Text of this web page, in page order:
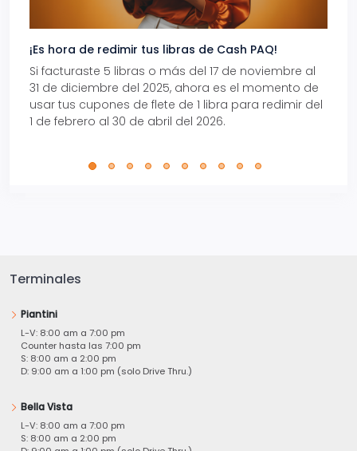
¡Es hora de redimir tus libras de Cash PAQ!
Si facturaste 5 libras o más del 17 de noviembre al
31 de diciembre del 2025, ahora es el momento de
usar tus cupones de flete de 1 libra para redimir del
1 de febrero al 30 de abril del 2026.
Terminales
Piantini
L-V: 8:00 am a 7:00 pm
Counter hasta las 7:00 pm
S: 8:00 am a 2:00 pm
D: 9:00 am a 1:00 pm (solo Drive Thru.)
Bella Vista
L-V: 8:00 am a 7:00 pm
S: 8:00 am a 2:00 pm